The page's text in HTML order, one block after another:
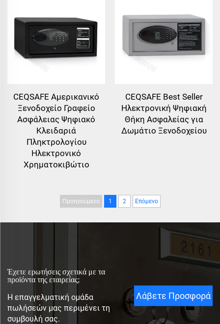
CEQSAFE Αμερικανικό
Ξενοδοχείο Γραφείο
Ασφάλειας Ψηφιακό
Κλειδαριά
Πληκτρολογίου
Ηλεκτρονικό
Χρηματοκιβώτιο
CEQSAFE Best Seller
Ηλεκτρονική Ψηφιακή
Θήκη Ασφαλείας για
Δωμάτιο Ξενοδοχείου
Προηγούμενο 1 2 Επόμενο
Έχετε ερωτήσεις σχετικά με τα
προϊόντα της εταιρείας;
Η επαγγελματική ομάδα
πωλήσεών μας περιμένει τη
συμβουλή σας.
Λάβετε Προσφορά